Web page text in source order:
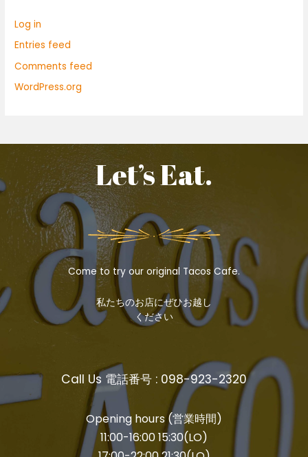
Log in
Entries feed
Comments feed
WordPress.org
Let’s Eat.
Come to try our original Tacos Cafe.
私たちのお店にぜひお越し
ください
Call Us 電話番号 : 098-923-2320
Opening hours (営業時間)
11:00-16:00 15:30(LO)